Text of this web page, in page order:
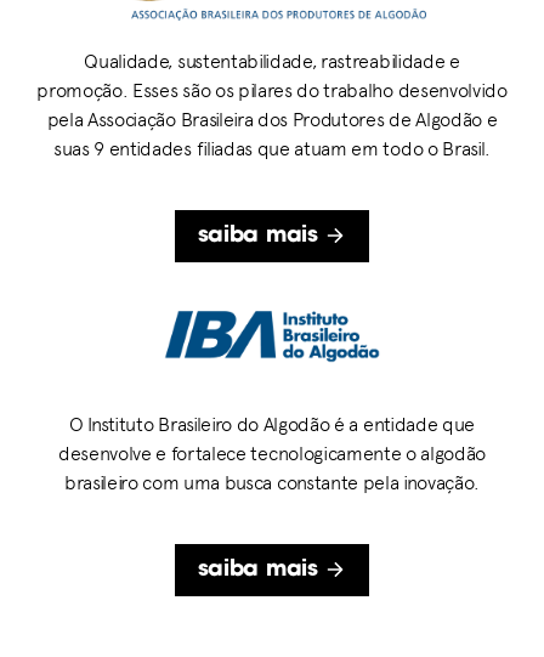
Qualidade, sustentabilidade, rastreabilidade e
promoção. Esses são os pilares do trabalho desenvolvido
pela Associação Brasileira dos Produtores de Algodão e
suas 9 entidades filiadas que atuam em todo o Brasil.
saiba mais
O Instituto Brasileiro do Algodão é a entidade que
desenvolve e fortalece tecnologicamente o algodão
brasileiro com uma busca constante pela inovação.
saiba mais